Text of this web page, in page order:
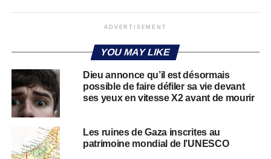
ADVERTISEMENT
YOU MAY LIKE
Dieu annonce qu’il est désormais
possible de faire défiler sa vie devant
ses yeux en vitesse X2 avant de mourir
Les ruines de Gaza inscrites au
patrimoine mondial de l’UNESCO